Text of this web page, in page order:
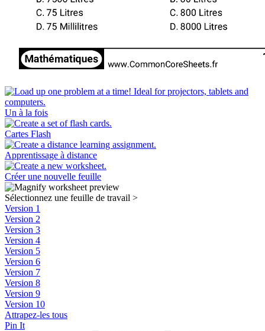
Un à la fois
Cartes Flash
Apprentissage à distance
Créer une nouvelle feuille
Sélectionnez une feuille de travail >
Version 1
Version 2
Version 3
Version 4
Version 5
Version 6
Version 7
Version 8
Version 9
Version 10
Attrapez-les tous
Pin It